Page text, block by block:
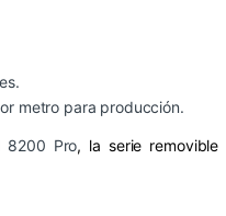
metro para producción.
8200 Pro, la serie removible